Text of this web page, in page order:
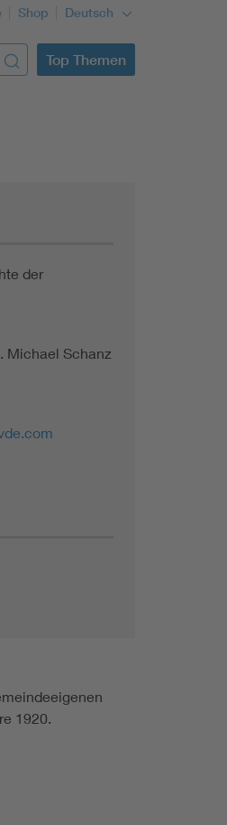
Shop Deutsch
Top Themen
der
Michael Schanz
1920.